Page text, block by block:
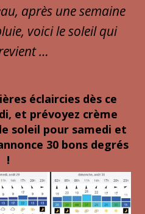
après une semaine
voici le soleil qui
…
éclaircies dès ce
et prévoyez crème
soleil pour samedi et
30 bons degrés
!